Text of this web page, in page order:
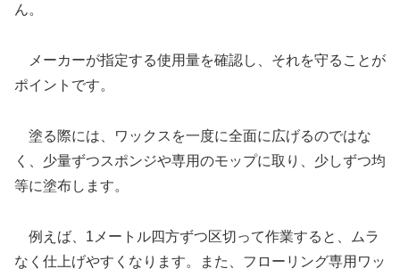
ん。
メーカーが指定する使用量を確認し、それを守ることが
ポイントです。
塗る際には、ワックスを一度に全面に広げるのではな
く、少量ずつスポンジや専用のモップに取り、少しずつ均
等に塗布します。
例えば、1メートル四方ずつ区切って作業すると、ムラ
なく仕上げやすくなります。また、フローリング専用ワッ